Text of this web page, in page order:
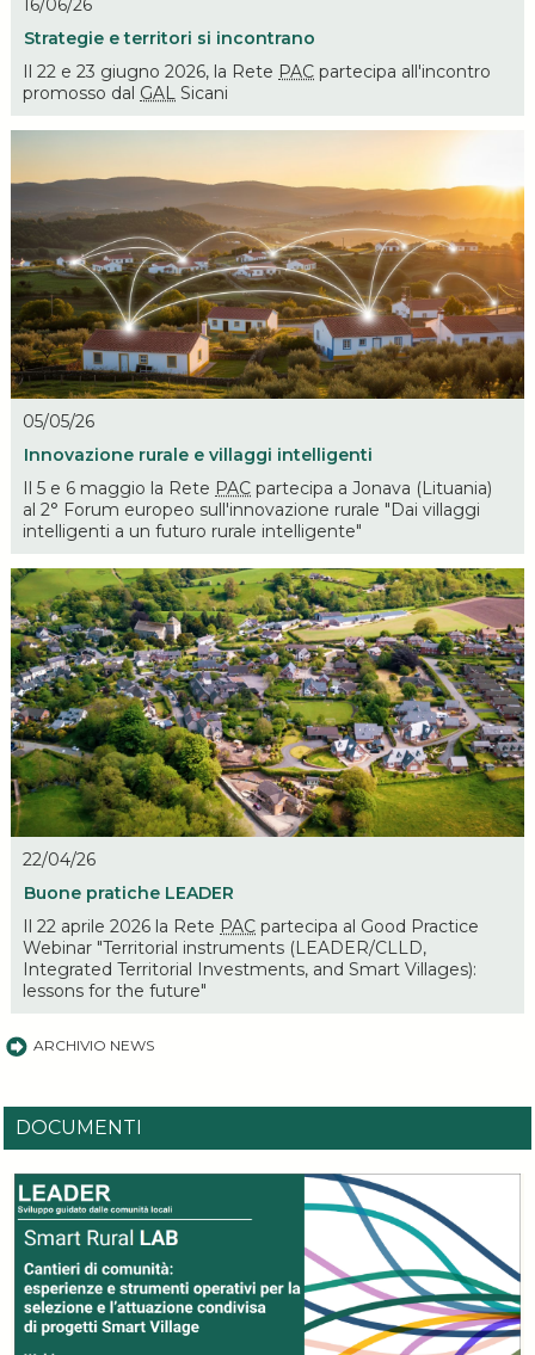
16/06/26
Strategie e territori si incontrano
Il 22 e 23 giugno 2026, la Rete PAC partecipa all'incontro
promosso dal GAL Sicani
05/05/26
Innovazione rurale e villaggi intelligenti
Il 5 e 6 maggio la Rete PAC partecipa a Jonava (Lituania)
al 2° Forum europeo sull'innovazione rurale "Dai villaggi
intelligenti a un futuro rurale intelligente"
22/04/26
Buone pratiche LEADER
Il 22 aprile 2026 la Rete PAC partecipa al Good Practice
Webinar "Territorial instruments (LEADER/CLLD,
Integrated Territorial Investments, and Smart Villages):
lessons for the future"
ARCHIVIO NEWS
DOCUMENTI